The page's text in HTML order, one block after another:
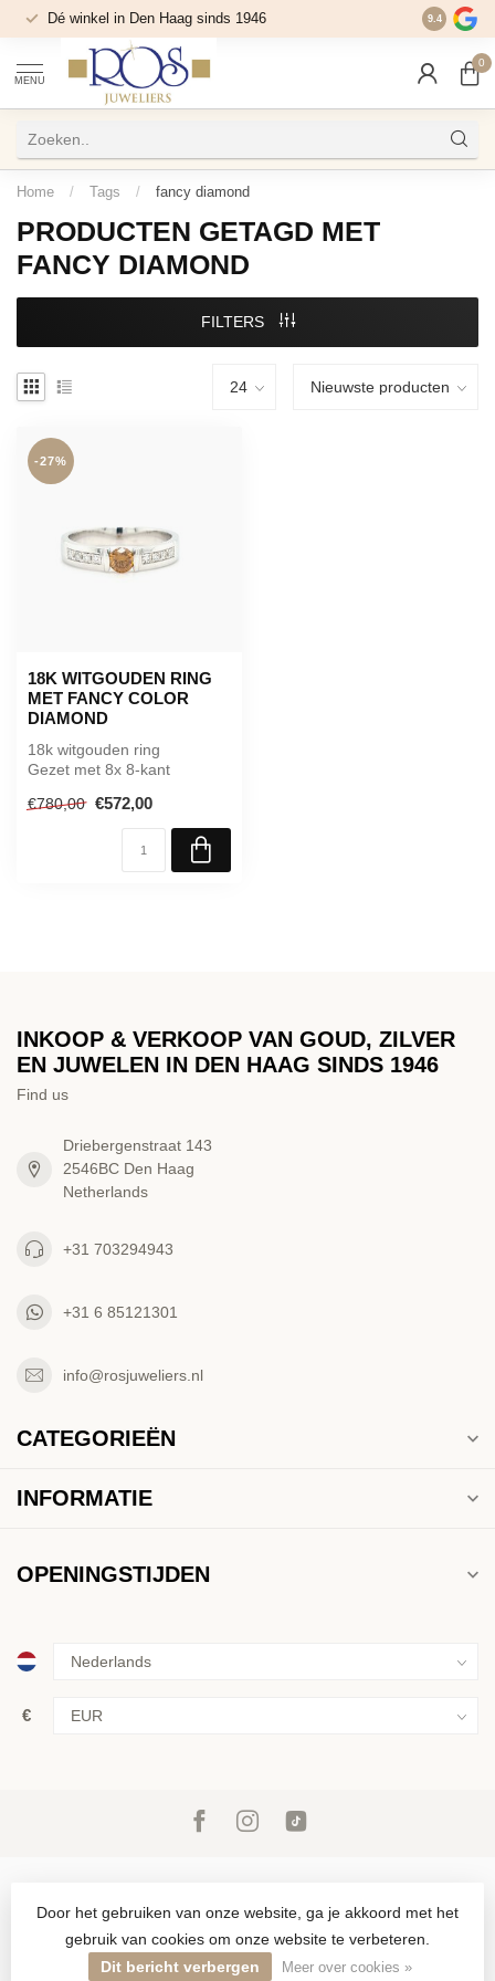
Dé winkel in Den Haag sinds 1946 9.4
MENU
0
Home / Tags / fancy diamond
PRODUCTEN GETAGD MET
FANCY DIAMOND
FILTERS
-27%
18K WITGOUDEN RING
MET FANCY COLOR
DIAMOND
18k witgouden ring
Gezet met 8x 8-kant
color Diamond
€780,00 €572,00
INKOOP & VERKOOP VAN GOUD, ZILVER
EN JUWELEN IN DEN HAAG SINDS 1946
Find us
Driebergenstraat 143
2546BC Den Haag
Netherlands
+31 703294943
+31 6 85121301
info@rosjuweliers.nl
CATEGORIEËN
INFORMATIE
OPENINGSTIJDEN
€
© Copyright 2026 Inkoop & verkoop van goud, zilver en juwelen in
Den Haag sinds 1946
Door het gebruiken van onze website, ga je akkoord met het
gebruik van cookies om onze website te verbeteren.
Dit bericht verbergen
Meer over cookies »